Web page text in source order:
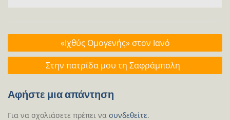
Πλοήγηση
άρθρων
«Iχθύς Ομογενής» στον Ιανό
Στην πατρίδα μου τη Σαφράμπολη
Αφήστε μια απάντηση
Για να σχολιάσετε πρέπει να συνδεθείτε.